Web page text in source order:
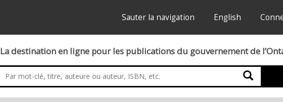
Sauter la navigation English
La destination en ligne pour les publications du gouvernement de